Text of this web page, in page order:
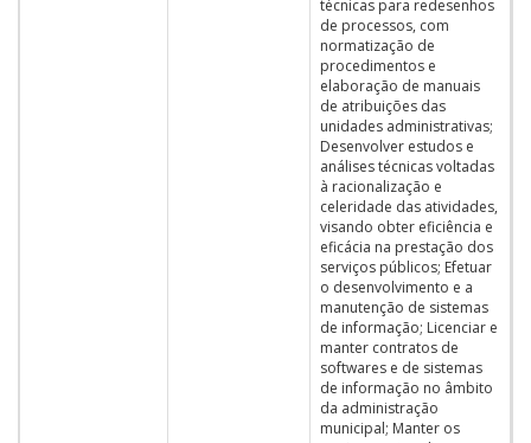
técnicas para redesenhos
de processos, com
normatização de
procedimentos e
elaboração de manuais
de atribuições das
unidades administrativas;
Desenvolver estudos e
análises técnicas voltadas
à racionalização e
celeridade das atividades,
visando obter eficiência e
eficácia na prestação dos
serviços públicos; Efetuar
o desenvolvimento e a
manutenção de sistemas
de informação; Licenciar e
manter contratos de
softwares e de sistemas
de informação no âmbito
da administração
municipal; Manter os